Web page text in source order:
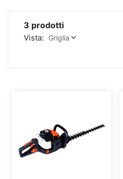
3 prodotti
Vista: